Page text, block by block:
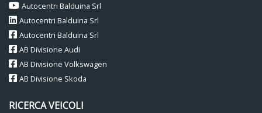
Autocentri Balduina Srl
Autocentri Balduina Srl
Autocentri Balduina Srl
AB Divisione Audi
AB Divisione Volkswagen
AB Divisione Skoda
RICERCA VEICOLI